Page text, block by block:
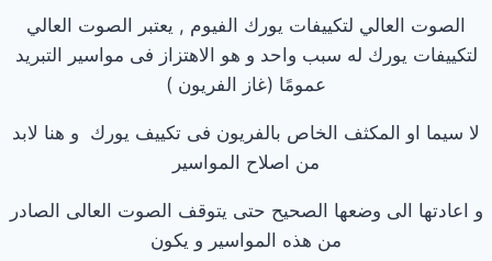
الصوت العالي لتكييفات يورك الفيوم , يعتبر الصوت العالي
لتكييفات يورك له سبب واحد و هو الاهتزاز فى مواسير التبريد
عمومًا (غاز الفريون )
لا سيما او المكثف الخاص بالفريون فى تكييف يورك و هنا لابد
من اصلاح المواسير
و اعادتها الى وضعها الصحيح حتى يتوقف الصوت العالى الصادر
من هذه المواسير و يكون